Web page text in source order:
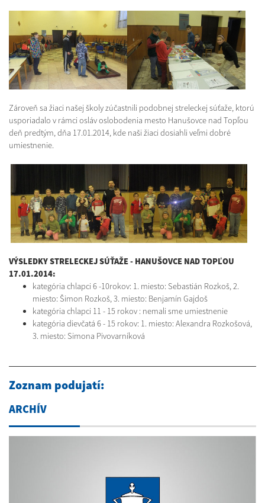
Zároveň sa žiaci našej školy zúčastnili podobnej streleckej súťaže, ktorú
usporiadalo v rámci osláv oslobodenia mesto Hanušovce nad Topľou
deň predtým, dňa 17.01.2014, kde naši žiaci dosiahli veľmi dobré
umiestnenie.
VÝSLEDKY STRELECKEJ SÚŤAŽE - HANUŠOVCE NAD TOPĽOU
17.01.2014:
kategória chlapci 6 -10rokov: 1. miesto: Sebastián Rozkoš, 2.
miesto: Šimon Rozkoš, 3. miesto: Benjamín Gajdoš
kategória chlapci 11 - 15 rokov : nemali sme umiestnenie
kategória dievčatá 6 - 15 rokov: 1. miesto: Alexandra Rozkošová,
3. miesto: Simona Pivovarníková
Zoznam podujatí:
ARCHÍV